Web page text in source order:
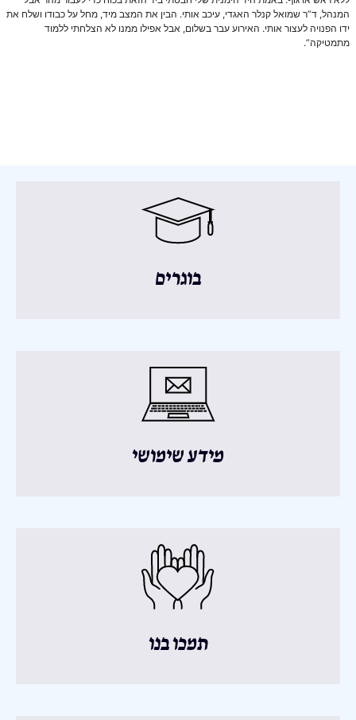
המנהל, ד”ר שמואל קנלר האגדי, עיכב אותי. הבין את המצב מיד, מחל על כבודו ושלח את
ידו הפנויה לעצור אותי. האירוע עבר בשלום, אבל אפילו ממנו לא הצלחתי ללמוד
מתמטיקה”.
בוגרים
מידע שימושי
תמכו בנו